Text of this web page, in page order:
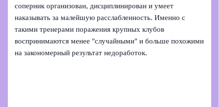
соперник организован, дисциплинирован и умеет
наказывать за малейшую расслабленность. Именно с
такими тренерами поражения крупных клубов
воспринимаются менее "случайными" и больше похожими
на закономерный результат недоработок.